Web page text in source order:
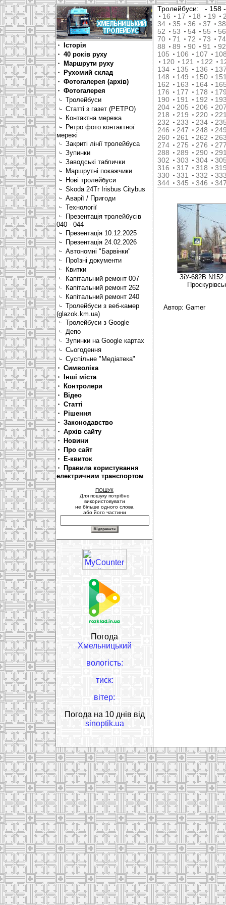
Історія
40 років руху
Маршрути руху
Рухомий склад
Фотогалерея (архів)
Фотогалерея
Тролейбуси
Статті з газет (РЕТРО)
Контактна мережа
Ретро фото контактної
мережі
Закриті лінії тролейбуса
Зупинки
Заводські таблички
Маршрутні покажчики
Нові тролейбуси
Skoda 24Tr Irisbus Citybus
Аварії / Пригоди
Технології
Презентація тролейбусів
040 - 044
Презентація 10.12.2025
Презентація 24.02.2026
Автономні "Барвінки"
Проїзні документи
Квитки
Капітальний ремонт 007
Капітальний ремонт 262
Капітальний ремонт 240
Тролейбуси з веб-камер
(glazok.km.ua)
Тролейбуси з Google
Депо
Зупинки на Google картах
Сьогодення
Суспільне "Медіатека"
Символіка
Інші міста
Контролери
Відео
Статті
Рішення
Законодавство
Архів сайту
Новини
Про сайт
Е-квиток
Правила користування
електричним транспортом
ПОШУК
Для пошуку потрібно
використовувати
не більше одного слова
або його частини
Погода
Хмельницький
вологість:
тиск:
вітер:
Погода на 10 днів від
sinoptik.ua
Тролейбуси:
-
16
17 18 19
34
35 36 37
38
52
53 54 55
56
70
71 72 73
74
88
89 90 91
92
105
106 107
120
121 122
134
135 136
148
149 150
162
163 164
176
177 178
190
191 192
204
205 206
218
219 220
232
233 234
246
247 248
260
261 262
274
275 276
288
289 290
302
303 304
316
317 318
330
331 332
344
345 346
ЗіУ-682В
Автор: Gamer